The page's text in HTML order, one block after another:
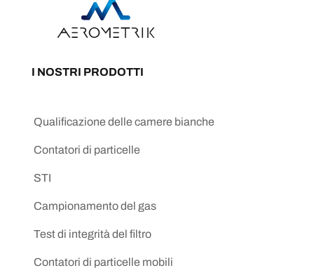
I NOSTRI PRODOTTI
Qualificazione delle camere bianche
Contatori di particelle
STI
Campionamento del gas
Test di integrità del filtro
Contatori di particelle mobili